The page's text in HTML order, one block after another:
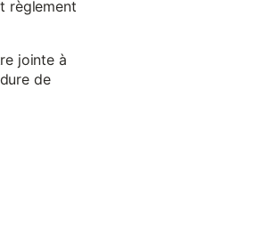
règlement
jointe à
de